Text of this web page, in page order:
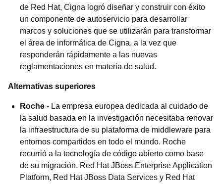
de Red Hat, Cigna logró diseñar y construir con éxito
un componente de autoservicio para desarrollar
marcos y soluciones que se utilizarán para transformar
el área de informática de Cigna, a la vez que
responderán rápidamente a las nuevas
reglamentaciones en materia de salud.
Alternativas superiores
Roche - La empresa europea dedicada al cuidado de
la salud basada en la investigación necesitaba renovar
la infraestructura de su plataforma de middleware para
entornos compartidos en todo el mundo. Roche
recurrió a la tecnología de código abierto como base
de su migración. Red Hat JBoss Enterprise Application
Platform, Red Hat JBoss Data Services y Red Hat